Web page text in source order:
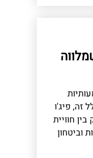
זה, פיג'ו
חוויית
וביטחון